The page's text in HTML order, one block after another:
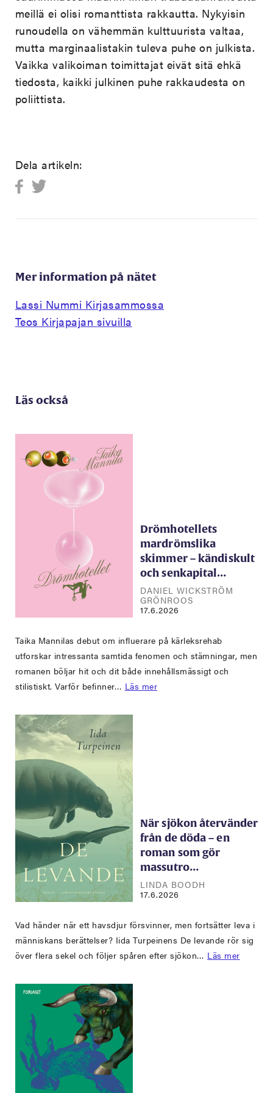
meillä ei olisi romanttista rakkautta. Nykyisin
runoudella on vähemmän kulttuurista valtaa,
mutta marginaalistakin tuleva puhe on julkista.
Vaikka valikoiman toimittajat eivät sitä ehkä
tiedosta, kaikki julkinen puhe rakkaudesta on
poliittista.
Dela artikeln:
Mer information på nätet
Lassi Nummi Kirjasammossa
Teos Kirjapajan sivuilla
Läs också
Drömhotellets
mardrömslika
skimmer – kändiskult
och senkapital…
DANIEL WICKSTRÖM
GRÖNROOS
17.6.2026
Taika Mannilas debut om influerare på kärleksrehab
utforskar intressanta samtida fenomen och stämningar, men
romanen böljar hit och dit både innehållsmässigt och
stilistiskt. Varför befinner… Läs mer
När sjökon återvänder
från de döda – en
roman som gör
massutro…
LINDA BOODH
17.6.2026
Vad händer när ett havsdjur försvinner, men fortsätter leva i
människans berättelser? Iida Turpeinens De levande rör sig
över flera sekel och följer spåren efter sjökon… Läs mer